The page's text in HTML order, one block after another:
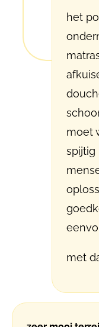
het
moet
spijtig
met